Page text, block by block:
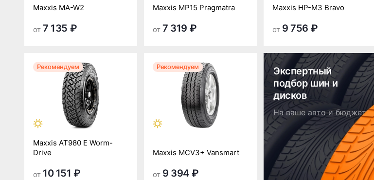
Maxxis MA-W2
от 7 135 ₽
Maxxis MP15 Pragmatra
от 7 319 ₽
Maxxis HP-M3 Bravo
от 9 756 ₽
Рекомендуем
Maxxis AT980 E Worm-
Drive
от 10 151 ₽
Рекомендуем
Maxxis MCV3+ Vansmart
от 9 394 ₽
Экспертный
подбор шин и
дисков
На ваше авто и бюджет